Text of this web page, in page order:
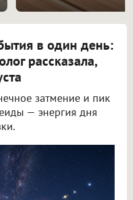
в один день:
рассказала,
затмение и пик
— энергия дня